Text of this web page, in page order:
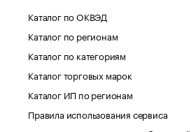
Каталог по ОКВЭД
Каталог по регионам
Каталог по категориям
Каталог торговых марок
Каталог ИП по регионам
Правила использования сервиса